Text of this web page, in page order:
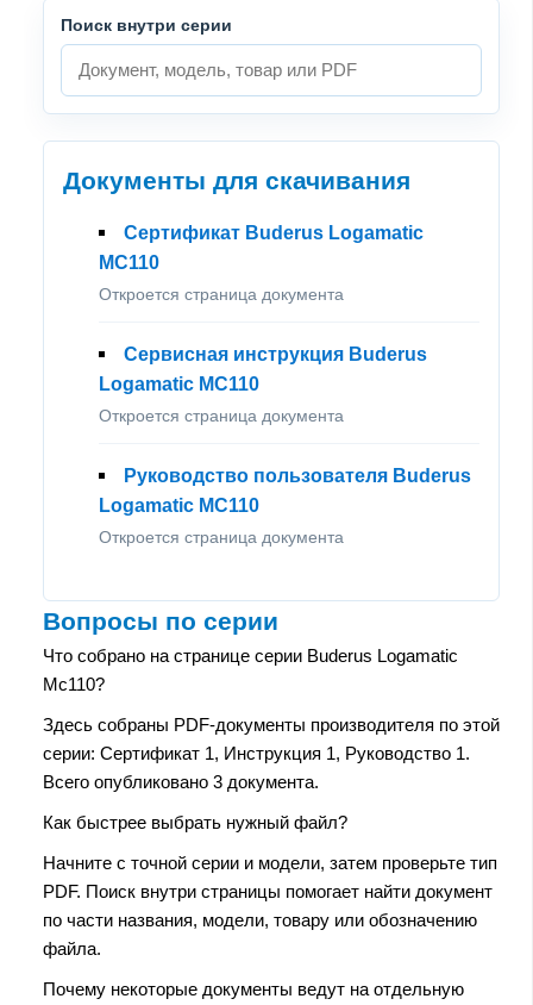
Поиск внутри серии
Документы для скачивания
Сертификат Buderus Logamatic
MC110
Откроется страница документа
Сервисная инструкция Buderus
Logamatic MC110
Откроется страница документа
Руководство пользователя Buderus
Logamatic MC110
Откроется страница документа
Вопросы по серии
Что собрано на странице серии Buderus Logamatic
Mc110?
Здесь собраны PDF-документы производителя по этой
серии: Сертификат 1, Инструкция 1, Руководство 1.
Всего опубликовано 3 документа.
Как быстрее выбрать нужный файл?
Начните с точной серии и модели, затем проверьте тип
PDF. Поиск внутри страницы помогает найти документ
по части названия, модели, товару или обозначению
файла.
Почему некоторые документы ведут на отдельную